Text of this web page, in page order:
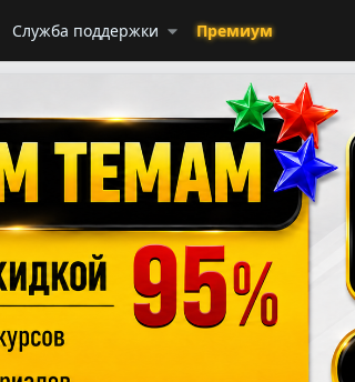
Служба поддержки Премиум